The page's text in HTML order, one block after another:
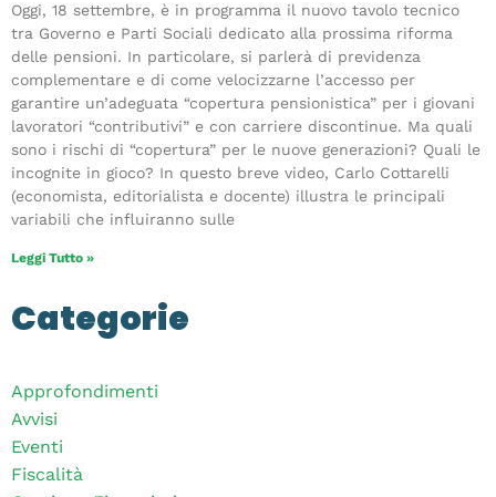
Oggi, 18 settembre, è in programma il nuovo tavolo tecnico
tra Governo e Parti Sociali dedicato alla prossima riforma
delle pensioni. In particolare, si parlerà di previdenza
complementare e di come velocizzarne l’accesso per
garantire un’adeguata “copertura pensionistica” per i giovani
lavoratori “contributivi” e con carriere discontinue. Ma quali
sono i rischi di “copertura” per le nuove generazioni? Quali le
incognite in gioco? In questo breve video, Carlo Cottarelli
(economista, editorialista e docente) illustra le principali
variabili che influiranno sulle
Leggi Tutto »
Categorie
Approfondimenti
Avvisi
Eventi
Fiscalità